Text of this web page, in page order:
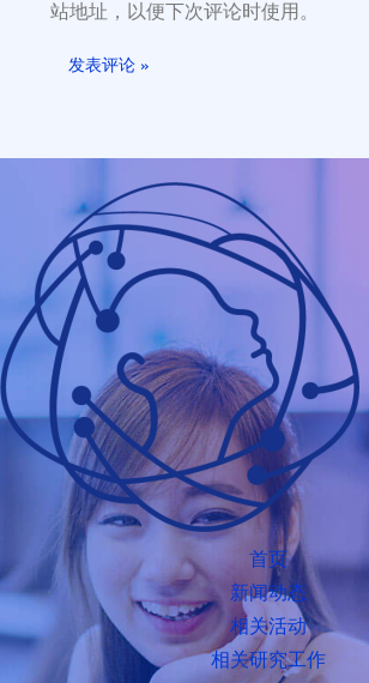
站地址，以便下次评论时使用。
首页
新闻动态
相关活动
相关研究工作